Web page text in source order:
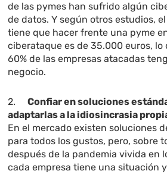
de las pymes han sufrido algún
de datos. Y según otros estudios,
tiene que hacer frente una pyme
ciberataque es de 35.000 euros, lo
60% de las empresas atacadas
negocio.
2.Confiar en soluciones
adaptarlas a la idiosincrasia
En el mercado existen soluciones
para todos los gustos, pero, sobre
después de la pandemia vivida en
cada empresa tiene una situación